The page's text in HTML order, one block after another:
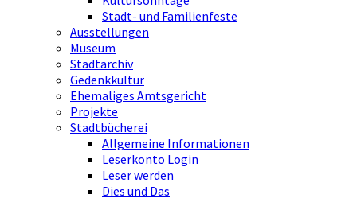
Stadt- und Familienfeste
Ausstellungen
Museum
Stadtarchiv
Gedenkkultur
Ehemaliges Amtsgericht
Projekte
Stadtbücherei
Allgemeine Informationen
Leserkonto Login
Leser werden
Dies und Das